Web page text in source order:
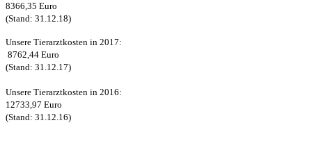
8366,35 Euro
(Stand: 31.12.18)
Unsere Tierarztkosten in 2017:
8762,44 Euro
(Stand: 31.12.17)
Unsere Tierarztkosten in 2016:
12733,97 Euro
(Stand: 31.12.16)